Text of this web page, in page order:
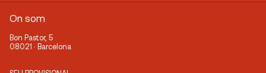
On som
Bon Pastor, 5
08021 · Barcelona